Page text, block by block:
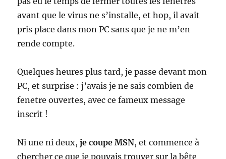
avant que le virus ne s’installe, et hop, il avait
pris place dans mon PC sans que je ne m’en
rende compte.
Quelques heures plus tard, je passe devant mon
PC, et surprise : j’avais je ne sais combien de
fenetre ouvertes, avec ce fameux message
inscrit !
Ni une ni deux,je coupe MSN, et commence à
chercher ce que je pouvais trouver sur la bête